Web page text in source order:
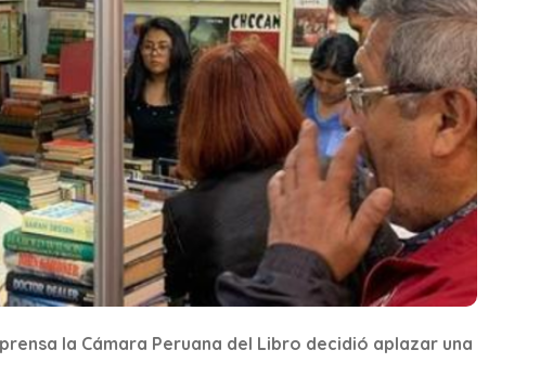
la Cámara Peruana del Libro decidió aplazar una